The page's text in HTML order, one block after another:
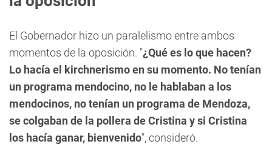
El Gobernador hizo un paralelismo entre ambos
momentos de la oposición. "¿Qué es lo que hacen?
Lo hacía el kirchnerismo en su momento. No tenían
un programa mendocino, no le hablaban a los
mendocinos, no tenían un programa de Mendoza,
se colgaban de la pollera de Cristina y si Cristina
los hacía ganar, bienvenido", consideró.